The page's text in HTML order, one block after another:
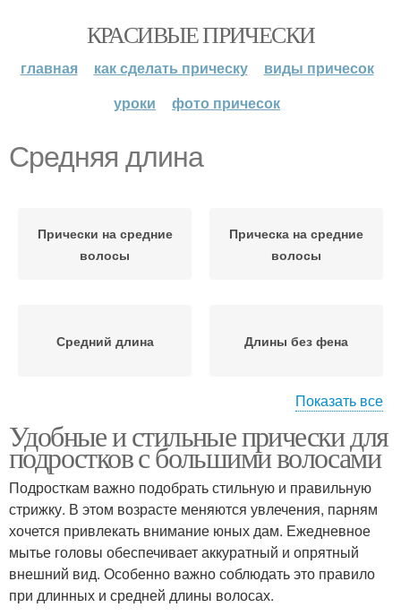
КРАСИВЫЕ ПРИЧЕСКИ
главная как сделать прическу
виды причесок
уроки
фото причесок
Средняя длина
Прически на средние
волосы
Прическа на средние
волосы
Средний длина Длины без фена
Гнездо на средних
волосах
Длины с пробором
Стрижки на средние
волосы
Стрижки на средние
прямые
Показать все
Удобные и стильные прически для
подростков с большими волосами
Подросткам важно подобрать стильную и правильную
стрижку. В этом возрасте меняются увлечения, парням
хочется привлекать внимание юных дам. Ежедневное
мытье головы обеспечивает аккуратный и опрятный
внешний вид. Особенно важно соблюдать это правило
при длинных и средней длины волосах.